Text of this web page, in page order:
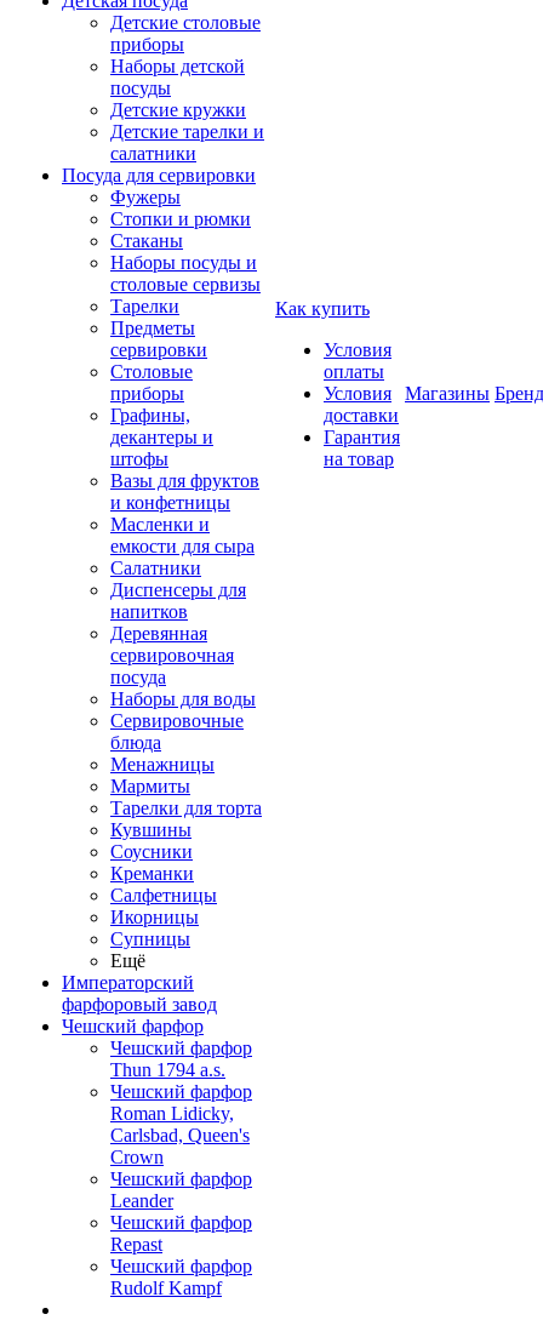
Детские столовые
приборы
Наборы детской
посуды
Детские кружки
Детские тарелки и
салатники
Посуда для сервировки
Фужеры
Стопки и рюмки
Стаканы
Наборы посуды и
столовые сервизы
Тарелки
Предметы
сервировки
Столовые
приборы
Графины,
декантеры и
штофы
Вазы для фруктов
и конфетницы
Масленки и
емкости для сыра
Салатники
Диспенсеры для
напитков
Деревянная
сервировочная
посуда
Наборы для воды
Сервировочные
блюда
Менажницы
Мармиты
Тарелки для торта
Кувшины
Соусники
Креманки
Салфетницы
Икорницы
Супницы
Ещё
Императорский
фарфоровый завод
Чешский фарфор
Чешский фарфор
Thun 1794 a.s.
Чешский фарфор
Roman Lidicky,
Carlsbad, Queen's
Crown
Чешский фарфор
Leander
Чешский фарфор
Repast
Чешский фарфор
Rudolf Kampf
Как купить
Условия
оплаты
Условия
доставки
Гарантия
на товар
Магазины